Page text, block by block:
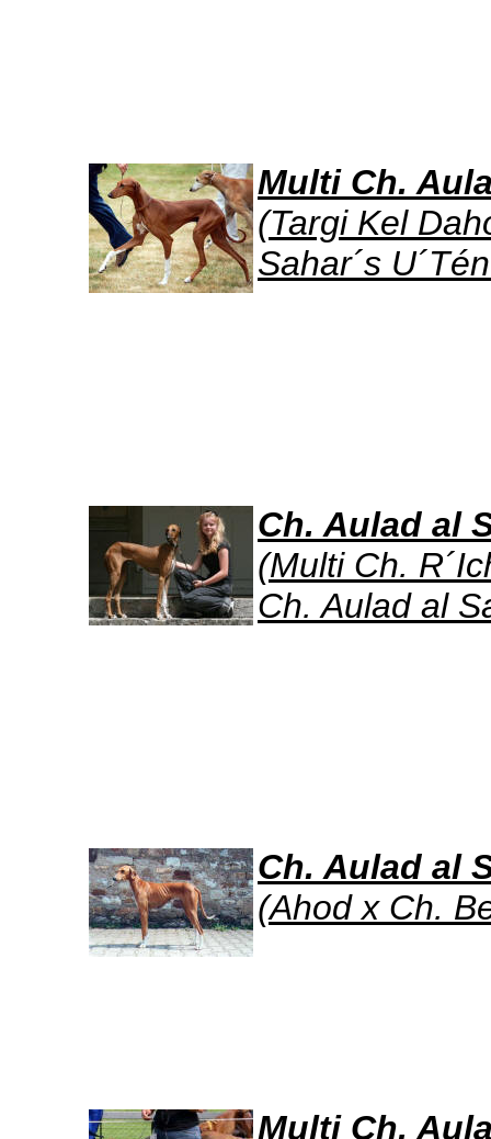
Multi Ch.
(Targi Kel
Sahar´s
Ch. Aulad al
(Multi Ch.
Ch. Aulad al
Ch. Aulad al
(Ahod x Ch.
Multi Ch.